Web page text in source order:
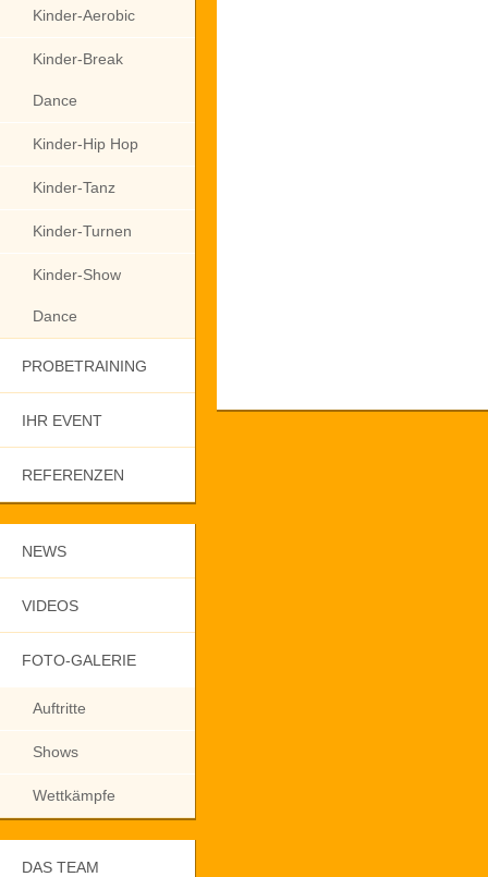
Kinder-Aerobic
Kinder-Break
Dance
Kinder-Hip Hop
Kinder-Tanz
Kinder-Turnen
Kinder-Show
Dance
PROBETRAINING
IHR EVENT
REFERENZEN
NEWS
VIDEOS
FOTO-GALERIE
Auftritte
Shows
Wettkämpfe
DAS TEAM